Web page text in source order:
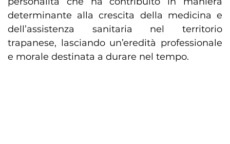
determinante alla crescita della medicina e
dell’assistenza sanitaria nel territorio
trapanese, lasciando un’eredità professionale
e morale destinata a durare nel tempo.